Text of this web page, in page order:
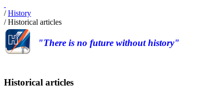
/History
/Historical articles
"There is no future without history"
Historical articles